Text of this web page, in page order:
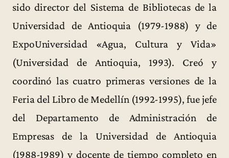
sido director del Sistema de Bibliotecas de la
Universidad de Antioquia (1979-1988) y de
ExpoUniversidad «Agua, Cultura y Vida»
(Universidad de Antioquia, 1993). Creó y
coordinó las cuatro primeras versiones de la
Feria del Libro de Medellín (1992-1995), fue jefe
del Departamento de Administración de
Empresas de la Universidad de Antioquia
(1988-1989) y docente de tiempo completo en